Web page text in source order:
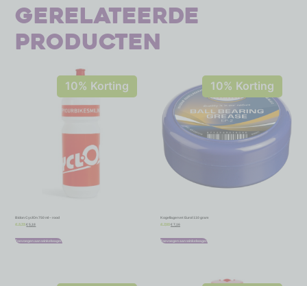
Gerelateerde
producten
10% Korting
Bidon CyclOn 750 ml – rood
€5,75 €5,18
Toevoegen aan winkelwagen
10% Korting
Kogellagervet Eurol 110 gram
7,95 €7,16
Toevoegen aan winkelwagen